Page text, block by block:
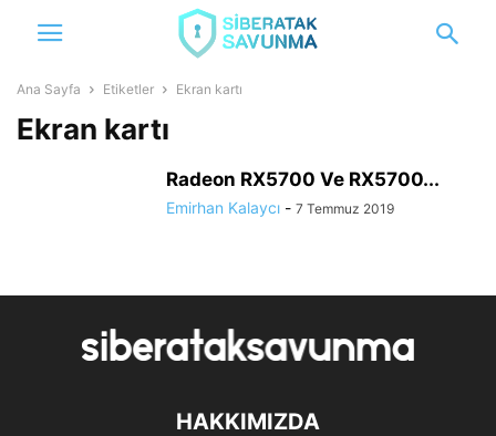
Ana Sayfa Etiketler Ekran kartı
Ekran kartı
Radeon RX5700 Ve RX5700...
Emirhan Kalaycı - 7 Temmuz 2019
HAKKIMIZDA